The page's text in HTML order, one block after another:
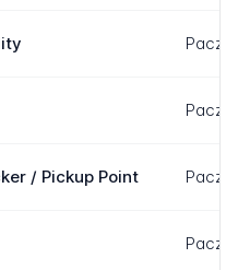
Paczka
Paczka
/ Pickup Point Paczka
Paczka